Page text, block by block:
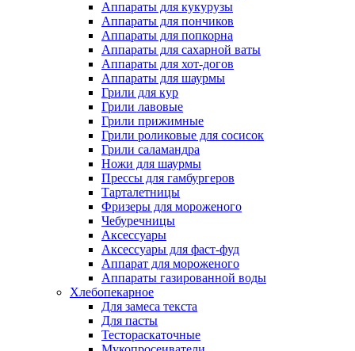
Аппараты для кукурузы
Аппараты для пончиков
Аппараты для попкорна
Аппараты для сахарной ваты
Аппараты для хот-догов
Аппараты для шаурмы
Грили для кур
Грили лавовые
Грили прижимные
Грили роликовые для сосисок
Грили саламандра
Ножи для шаурмы
Прессы для гамбургеров
Тарталетницы
Фризеры для мороженого
Чебуречницы
Аксессуары
Аксессуары для фаст-фуд
Аппарат для мороженого
Аппараты газированной воды
Хлебопекарное
Для замеса текста
Для пасты
Тестораскаточные